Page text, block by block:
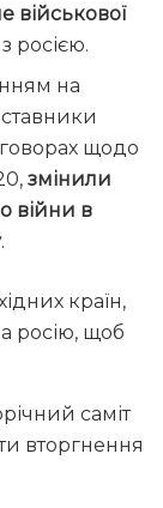
військової
з росією.
на
щодо
змінили
війни в
.
країн,
росію, щоб
саміт
вторгнення